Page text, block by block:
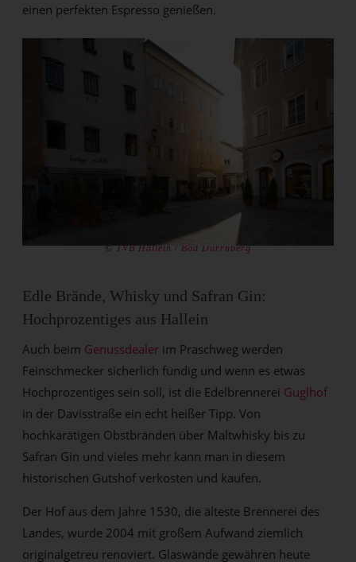
einen perfekten Espresso genießen.
©TVB Hallein / Bad Dürrnberg
Edle Brände, Whisky und Safran Gin:
Hochprozentiges aus Hallein
Auch beim Genussdealer im Praschweg werden
Feinschmecker sicherlich fündig und wenn es etwas
Hochprozentiges sein soll, ist die Edelbrennerei Guglhof
in der Davisstraße ein echt heißer Tipp. Von
hochkarätigen Obstbränden über Maltwhisky bis zu
Safran Gin und vieles mehr kann man in diesem
historischen Gutshof verkosten und kaufen.
Der Hof aus dem Jahre 1530, die älteste Brennerei des
Landes, wurde 2004 mit großem Aufwand ziemlich
originalgetreu renoviert. Glaswände gewähren heute